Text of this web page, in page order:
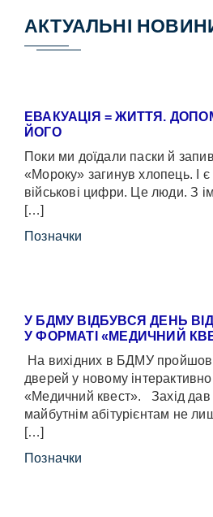
АКТУАЛЬНІ
ЕВАКУАЦІЯ = ЖИТТЯ.
ЙОГО
Поки ми доїдали паски й
«Мороку» загинув хлопець. І
військові цифри. Це люди. З
[…]
Позначки
У БДМУ ВІДБУВСЯ ДЕНЬ
У ФОРМАТІ «МЕДИЧНИЙ
На вихідних в БДМУ пройшов
дверей у новому
«Медичний квест». Захід дав
майбутнім абітурієнтам не
[…]
Позначки